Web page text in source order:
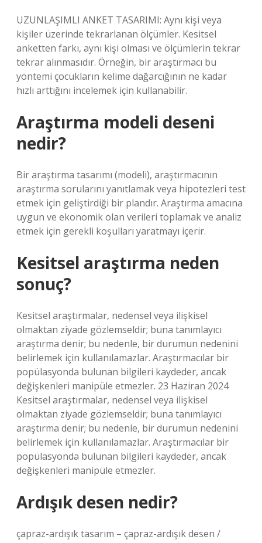
UZUNLAŞIMLI ANKET TASARIMI: Aynı kişi veya
kişiler üzerinde tekrarlanan ölçümler. Kesitsel
anketten farkı, aynı kişi olması ve ölçümlerin tekrar
tekrar alınmasıdır. Örneğin, bir araştırmacı bu
yöntemi çocukların kelime dağarcığının ne kadar
hızlı arttığını incelemek için kullanabilir.
Araştırma modeli deseni
nedir?
Bir araştırma tasarımı (modeli), araştırmacının
araştırma sorularını yanıtlamak veya hipotezleri test
etmek için geliştirdiği bir plandır. Araştırma amacına
uygun ve ekonomik olan verileri toplamak ve analiz
etmek için gerekli koşulları yaratmayı içerir.
Kesitsel araştırma neden
sonuç?
Kesitsel araştırmalar, nedensel veya ilişkisel
olmaktan ziyade gözlemseldir; buna tanımlayıcı
araştırma denir; bu nedenle, bir durumun nedenini
belirlemek için kullanılamazlar. Araştırmacılar bir
popülasyonda bulunan bilgileri kaydeder, ancak
değişkenleri manipüle etmezler. 23 Haziran 2024
Kesitsel araştırmalar, nedensel veya ilişkisel
olmaktan ziyade gözlemseldir; buna tanımlayıcı
araştırma denir; bu nedenle, bir durumun nedenini
belirlemek için kullanılamazlar. Araştırmacılar bir
popülasyonda bulunan bilgileri kaydeder, ancak
değişkenleri manipüle etmezler.
Ardışık desen nedir?
çapraz-ardışık tasarım – çapraz-ardışık desen /